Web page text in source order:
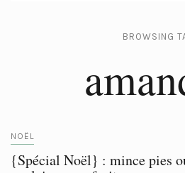
BROWSING
NOËL
{Spécial Noël} : mince pies